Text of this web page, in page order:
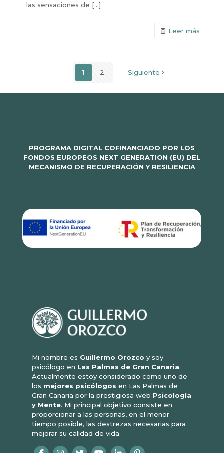
las sensaciones de […]
Leer más
1 2 Siguiente
PROGRAMA DIGITAL COFINANCIADO POR LOS
FONDOS EUROPEOS NEXT GENERATION (EU) DEL
MECANISMO DE RECUPERACIÓN Y RESILIENCIA
Mi nombre es Guillermo Orozco y soy
psicólogo en Las Palmas de Gran Canaria.
Actualmente estoy considerado como uno de
los mejores psicólogos en Las Palmas de
Gran Canaria por la prestigiosa web Psicología
y Mente. Mi principal objetivo consiste en
proporcionar a las personas, en el menor
tiempo posible, las destrezas necesarias para
mejorar su calidad de vida.